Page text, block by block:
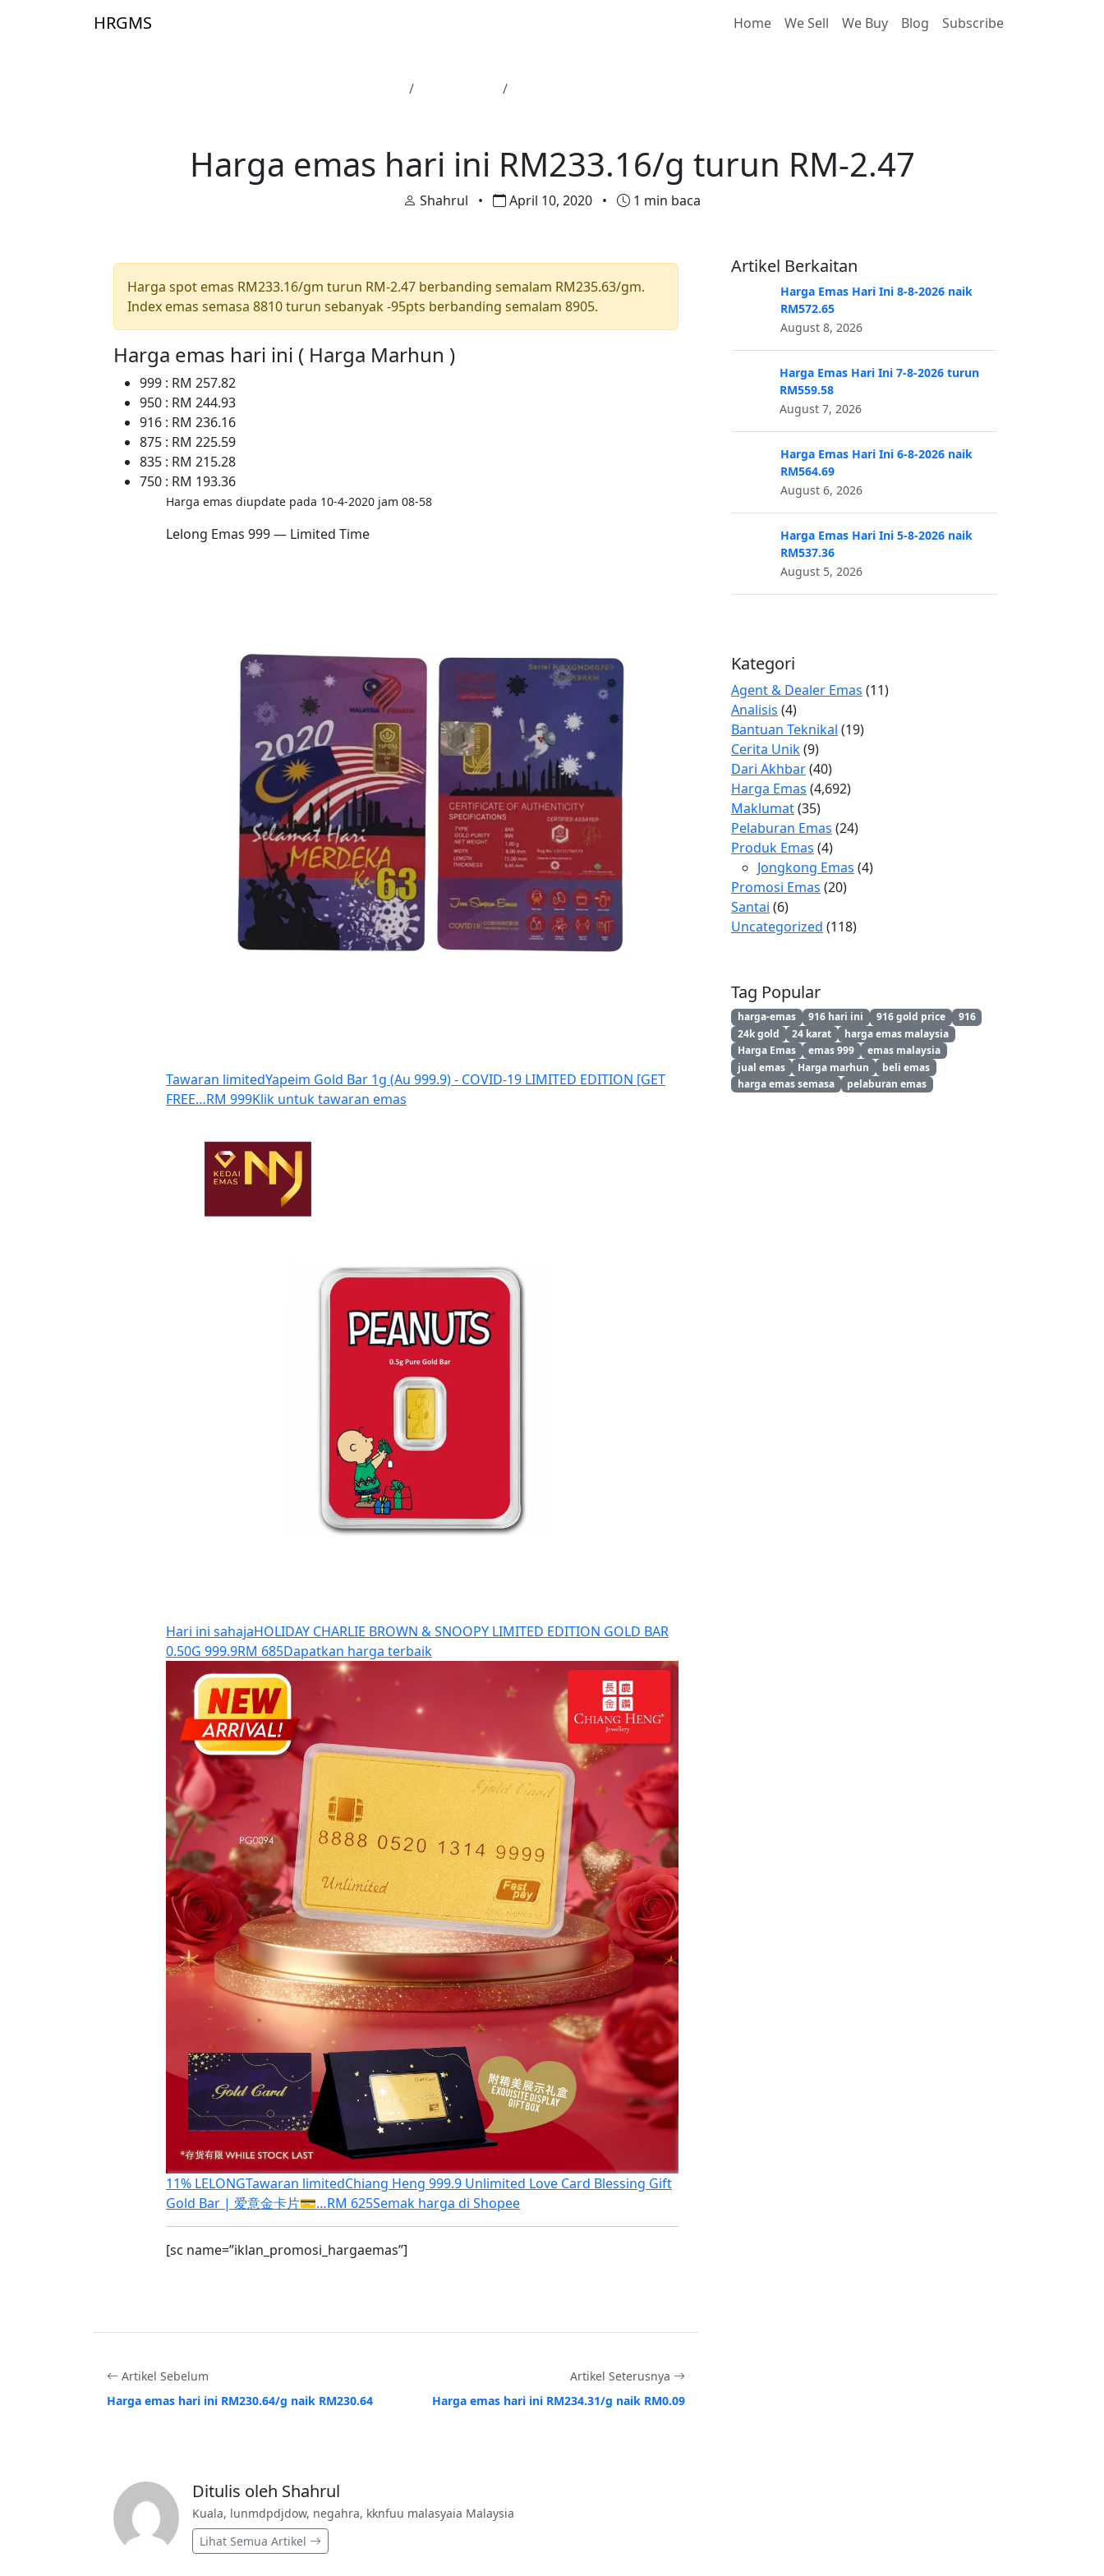
HRGMS Home We Sell We Buy Blog Subscribe
Harga emas hari ini RM233.16/g turun RM-2.47
Shahrul • April 10, 2020 • 1 min baca
Harga spot emas RM233.16/gm turun RM-2.47 berbanding semalam RM235.63/gm.
Index emas semasa 8810 turun sebanyak -95pts berbanding semalam 8905.
Harga emas hari ini ( Harga Marhun )
999 : RM 257.82
950 : RM 244.93
916 : RM 236.16
875 : RM 225.59
835 : RM 215.28
750 : RM 193.36
Harga emas diupdate pada 10-4-2020 jam 08-58
Lelong Emas 999 — Limited Time
Tawaran limitedYapeim Gold Bar 1g (Au 999.9) - COVID-19 LIMITED EDITION [GET
FREE…RM 999Klik untuk tawaran emas
Hari ini sahajaHOLIDAY CHARLIE BROWN & SNOOPY LIMITED EDITION GOLD BAR
0.50G 999.9RM 685Dapatkan harga terbaik
11% LELONGTawaran limitedChiang Heng 999.9 Unlimited Love Card Blessing Gift
Gold Bar | 爱意金卡片💳…RM 625Semak harga di Shopee
[sc name=”iklan_promosi_hargaemas”]
Artikel Sebelum
Harga emas hari ini RM230.64/g naik RM230.64
Artikel Seterusnya
Harga emas hari ini RM234.31/g naik RM0.09
Ditulis oleh Shahrul
Kuala, lunmdpdjdow, negahra, kknfuu malasyaia Malaysia
Lihat Semua Artikel
Artikel Berkaitan
Harga Emas Hari Ini 8-8-2026 naik
RM572.65
August 8, 2026
Harga Emas Hari Ini 7-8-2026 turun
RM559.58
August 7, 2026
Harga Emas Hari Ini 6-8-2026 naik
RM564.69
August 6, 2026
Harga Emas Hari Ini 5-8-2026 naik
RM537.36
August 5, 2026
Kategori
Agent & Dealer Emas (11)
Analisis (4)
Bantuan Teknikal (19)
Cerita Unik(9)
Dari Akhbar(40)
Harga Emas (4,692)
Maklumat(35)
Pelaburan Emas (24)
Produk Emas (4)
Jongkong Emas (4)
Promosi Emas (20)
Santai (6)
Uncategorized (118)
Tag Popular
harga-emas 916 hari ini 916 gold price
916
24k gold
24 karat
harga emas malaysia
Harga Emas
emas 999
emas malaysia
jual emas
Harga marhun
beli emas
harga emas semasa
pelaburan emas